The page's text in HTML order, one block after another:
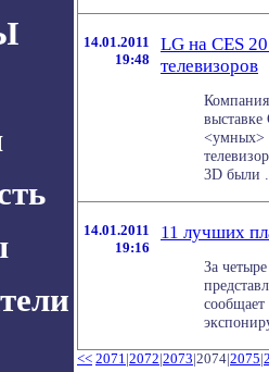
14.01.2011
19:48
LG на CES
телевизоров
<умных>
3D были
14.01.2011
19:16
11 лучших
За
<< 2071|2072|2073|2074|2075|